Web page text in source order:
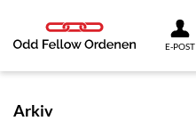
E-POST
Arkiv